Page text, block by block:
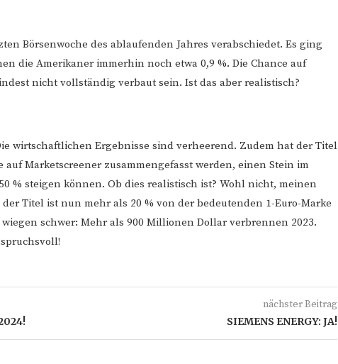
Börsenwoche des ablaufenden Jahres verabschiedet. Es ging
die Amerikaner immerhin noch etwa 0,9 %. Die Chance auf
nicht vollständig verbaut sein. Ist das aber realistisch?
wirtschaftlichen Ergebnisse sind verheerend. Zudem hat der Titel
Marketscreener zusammengefasst werden, einen Stein im
% steigen können. Ob dies realistisch ist? Wohl nicht, meinen
Titel ist nun mehr als 20 % von der bedeutenden 1-Euro-Marke
schwer: Mehr als 900 Millionen Dollar verbrennen 2023.
nächster Beitrag
SIEMENS ENERGY: JA!